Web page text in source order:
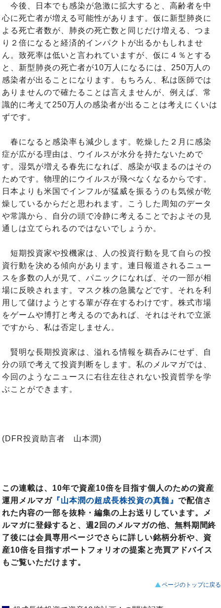
今後、日本でも感染が急激に拡大すると、高齢者を中
心に死亡者が増える可能性があります。仮に新型肺炎に
よる死亡者数が、肺炎の死亡数と同じだけ増える、つま
り２倍になると経済的インパクトが出るかもしれませ
ん。致死率は低いと言われていますが、仮に４％とする
と、新型肺炎の死亡者が10万人になるには、250万人の
感染者が出ることになります。もちろん、私は医師では
ありませんので確たることは言えませんが、例えば、常
識的に考えて250万人の感染者が出ることは考えにくいは
ずです。
春になると感染率も減少します。乾燥した２月に感染
症が広がる理由は、ウイルスが水分を持たないためで
す。湿気が増える春先になれば、感染が収まるのはその
ためです。物理的にウイルスが飛べなくなるからです。
日本よりも米国でインフルが猛威を振るうのも気候が乾
燥しているからだと思われます。こうした周知のデータ
や常識から、自分の頭で冷静に考えることでおよその見
通しは立てられるのではないでしょうか。
短期投資家や投機家は、人の投資行動を見て自らの投
資行動を決める傾向があります。連日報道されるニュー
スを多数の人が見て、パニックになれば、その一部が相
場に反映されます。マスク株の急騰などです。それを利
用して儲けようとする輩が存在するわけです。株式市場
をゲームや博打と考えるのであれば、それはそれで立派
ですから、私は否定しません。
賢明な長期投資家は、溢れる情報を鵜呑みにせず、自
分の頭で考えて投資判断をします。私のメルマガでは、
今回のようなニュースに右往左往されない投資哲学を学
ぶことができます。
(DFR投資助言者 山本潤)
この連載は、10年で資産10倍を目指す個人のための資産
運用メルマガ 『山本潤の超成長株投資の真髄』 で配信さ
れた内容の一部を抜粋・編集の上お送りしています。メ
ルマガに登録すると、週2回のメルマガの他、無料期間終
了後には会員専用ページでさらに詳しい銘柄分析や、資
産10倍を目指すポートフォリオの提案と売買アドバイス
もご覧いただけます。
ページのトップに戻る